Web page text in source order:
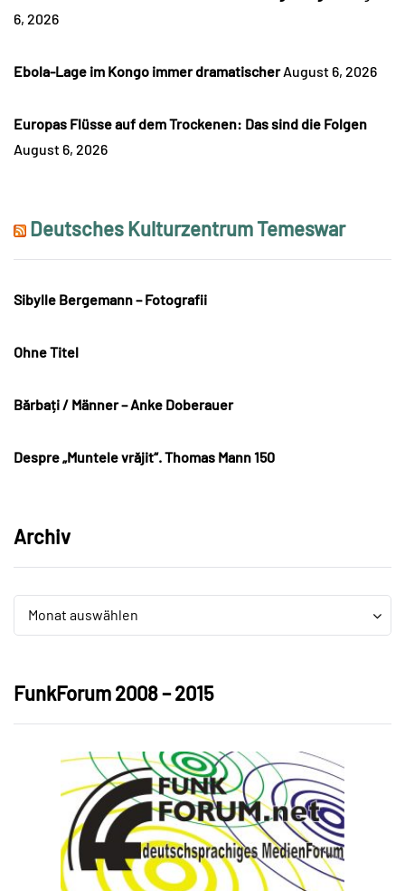
6, 2026
Ebola-Lage im Kongo immer dramatischer August 6, 2026
Europas Flüsse auf dem Trockenen: Das sind die Folgen
August 6, 2026
Deutsches Kulturzentrum Temeswar
Sibylle Bergemann – Fotografii
Ohne Titel
Bărbați / Männer – Anke Doberauer
Despre „Muntele vrăjit“. Thomas Mann 150
Archiv
Monat auswählen
Archiv
FunkForum 2008 – 2015